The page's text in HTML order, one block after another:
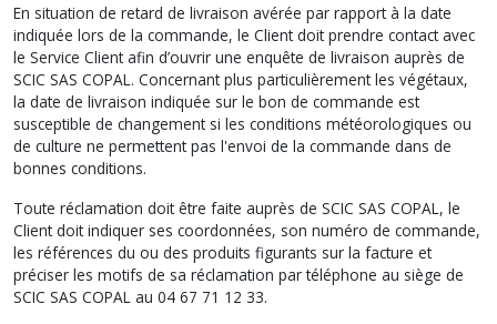
En situation de retard de livraison avérée par rapport à la date
indiquée lors de la commande, le Client doit prendre contact avec
le Service Client afin d’ouvrir une enquête de livraison auprès de
SCIC SAS COPAL. Concernant plus particulièrement les végétaux,
la date de livraison indiquée sur le bon de commande est
susceptible de changement si les conditions météorologiques ou
de culture ne permettent pas l'envoi de la commande dans de
bonnes conditions.
Toute réclamation doit être faite auprès de SCIC SAS COPAL, le
Client doit indiquer ses coordonnées, son numéro de commande,
les références du ou des produits figurants sur la facture et
préciser les motifs de sa réclamation par téléphone au siège de
SCIC SAS COPAL au 04 67 71 12 33.